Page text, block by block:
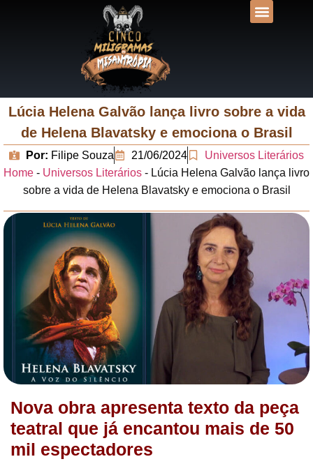
Lúcia Helena Galvão lança livro sobre a vida
de Helena Blavatsky e emociona o Brasil
Por: Filipe Souza 21/06/2024
Universos Literários
Home - Universos Literários - Lúcia Helena Galvão lança livro
sobre a vida de Helena Blavatsky e emociona o Brasil
Nova obra apresenta texto da peça
teatral que já encantou mais de 50
mil espectadores